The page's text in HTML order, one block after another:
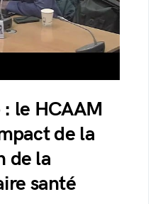
le HCAAM
de la
de la
santé